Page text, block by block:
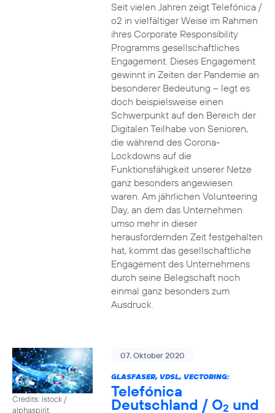
Seit vielen Jahren zeigt Telefónica /
o2 in vielfältiger Weise im Rahmen
ihres Corporate Responsibility
Programms gesellschaftliches
Engagement. Dieses Engagement
gewinnt in Zeiten der Pandemie an
besonderer Bedeutung – legt es
doch beispielsweise einen
Schwerpunkt auf den Bereich der
Digitalen Teilhabe von Senioren,
die während des Corona-
Lockdowns auf die
Funktionsfähigkeit unserer Netze
ganz besonders angewiesen
waren. Am jährlichen Volunteering
Day, an dem das Unternehmen
umso mehr in dieser
herausfordernden Zeit festgehalten
hat, kommt das gesellschaftliche
Engagement des Unternehmens
durch seine Belegschaft noch
einmal ganz besonders zum
Ausdruck.
Credits: istock /
alphaspirit
07. Oktober 2020
GLASFASER, VDSL, VECTORING:
Telefónica
Deutschland / O2 und